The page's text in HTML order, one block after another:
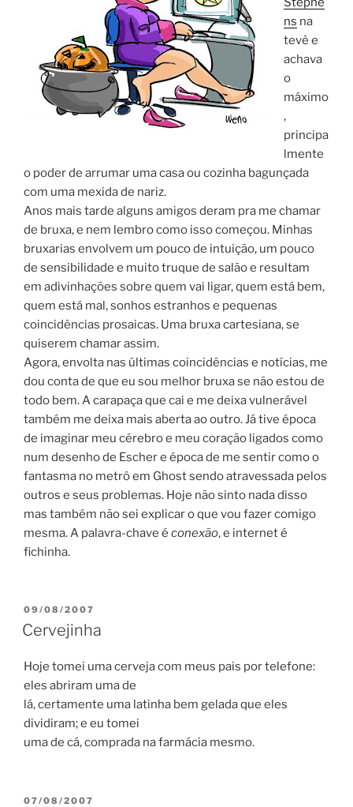
ns na
tevê e
achava
o
máximo
,
principa
lmente
o poder de arrumar uma casa ou cozinha bagunçada
com uma mexida de nariz.
Anos mais tarde alguns amigos deram pra me chamar
de bruxa, e nem lembro como isso começou. Minhas
bruxarias envolvem um pouco de intuição, um pouco
de sensibilidade e muito truque de salão e resultam
em adivinhações sobre quem vai ligar, quem está bem,
quem está mal, sonhos estranhos e pequenas
coincidências prosaicas. Uma bruxa cartesiana, se
quiserem chamar assim.
Agora, envolta nas últimas coincidências e notícias, me
dou conta de que eu sou melhor bruxa se não estou de
todo bem. A carapaça que cai e me deixa vulnerável
também me deixa mais aberta ao outro. Já tive época
de imaginar meu cérebro e meu coração ligados como
num desenho de Escher e época de me sentir como o
fantasma no metrô em Ghost sendo atravessada pelos
outros e seus problemas. Hoje não sinto nada disso
mas também não sei explicar o que vou fazer comigo
mesma. A palavra-chave é conexão, e internet é
fichinha.
POSTED
ON
09/08/2007
Cervejinha
Hoje tomei uma cerveja com meus pais por telefone:
eles abriram uma de
lá, certamente uma latinha bem gelada que eles
dividiram; e eu tomei
uma de cá, comprada na farmácia mesmo.
POSTED
07/08/2007